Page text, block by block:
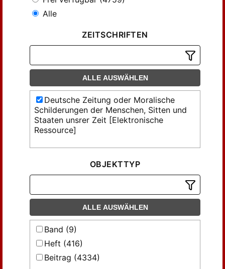
Alle
ZEITSCHRIFTEN
ALLE AUSWÄHLEN
Deutsche Zeitung oder Moralische
Schilderungen der Menschen, Sitten und
Staaten unsrer Zeit [Elektronische
Ressource]
OBJEKTTYP
ALLE AUSWÄHLEN
Band (9)
Heft (416)
Beitrag (4334)